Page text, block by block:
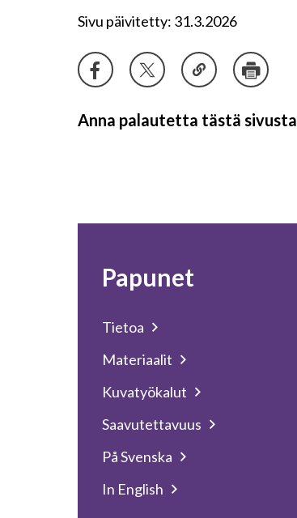
Sivu päivitetty: 31.3.2026
Anna palautetta tästä sivusta
Papunet
Tietoa
Materiaalit
Kuvatyökalut
Saavutettavuus
På Svenska
In English